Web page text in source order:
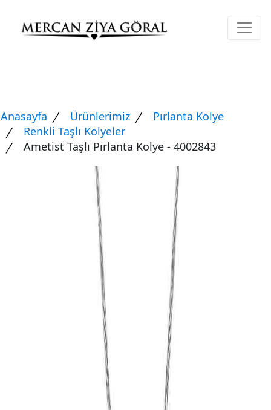
Anasayfa Ürünlerimiz
Pırlanta Kolye
Renkli Taşlı Kolyeler
Ametist Taşlı Pırlanta Kolye - 4002843